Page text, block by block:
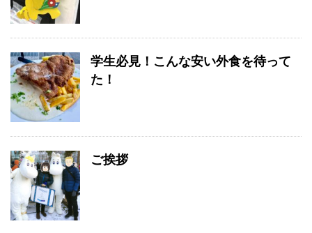
学生必見！こんな安い外食を待って
た！
ご挨拶